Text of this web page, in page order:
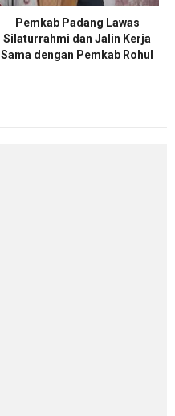
Pemkab Padang Lawas
Silaturrahmi dan Jalin Kerja
Sama dengan Pemkab Rohul